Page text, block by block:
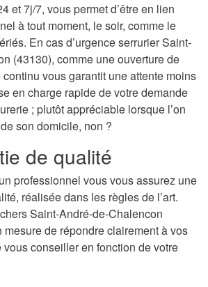
et 7j/7, vous permet d’être en lien
à tout moment, le soir, comme le
En cas d’urgence serrurier Saint-
(43130), comme une ouverture de
vous garantit une attente moins
en charge rapide de votre demande
; plutôt appréciable lorsque l’on
son domicile, non ?
de qualité
professionnel vous vous assurez une
réalisée dans les règles de l’art.
Saint-André-de-Chalencon
mesure de répondre clairement à vos
vous conseiller en fonction de votre